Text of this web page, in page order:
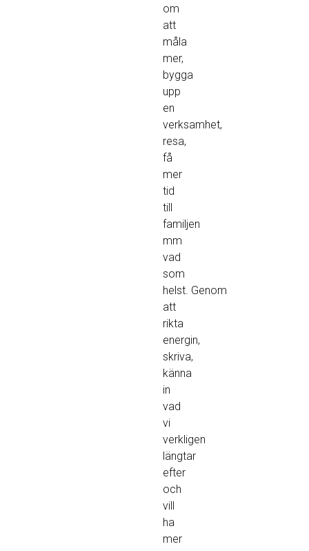
om
att
måla
mer,
bygga
upp
en
verksamhet,
resa,
få
mer
tid
till
familjen
mm
vad
som
helst. Genom
att
rikta
energin,
skriva,
känna
in
vad
vi
verkligen
längtar
efter
och
vill
ha
mer